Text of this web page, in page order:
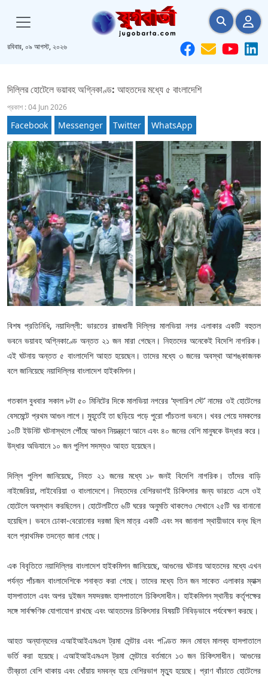
রবিবার, ০৯ আগস্ট, ২০২৬
দিল্লির হোটেলে ভয়াবহ অগ্নিকাণ্ড: আহতদের মধ্যে ৫ বাংলাদেশি
প্রকাশ : 04 Jun 2026
Facebook Messenger Twitter WhatsApp
বিশষ প্রতিনিধি, নয়াদিল্লী: ভারতের রাজধানী দিল্লির মালভিয়া নগর এলাকার একটি বহুতল
ভবনে ভয়াবহ অগ্নিকাণ্ডে অন্তত ২১ জন মারা গেছেন। নিহতদের অনেকেই বিদেশি নাগরিক।
এই ঘটনায় অন্তত ৫ বাংলাদেশি আহত হয়েছেন। তাদের মধ্যে ৩ জনের অবস্থা আশঙ্কাজনক
বলে জানিয়েছে নয়াদিল্লির বাংলাদেশ হাইকমিশন।
গতকাল বুধবার সকাল ৮টা ৫০ মিনিটের দিকে মালভিয়া নগরের ‘ফ্লারিশ স্টে’ নামের ওই হোটেলের
বেসমেন্টে প্রথম আগুন লাগে। মুহূর্তেই তা ছড়িয়ে পড়ে পুরো পাঁচতলা ভবনে। খবর পেয়ে দমকলের
১০টি ইউনিট ঘটনাস্থলে পৌঁছে আগুন নিয়ন্ত্রণে আনে এবং ৪০ জনের বেশি মানুষকে উদ্ধার করে।
উদ্ধার অভিযানে ১০ জন পুলিশ সদস্যও আহত হয়েছেন।
দিল্লি পুলিশ জানিয়েছে, নিহত ২১ জনের মধ্যে ১৮ জনই বিদেশি নাগরিক। তাঁদের বাড়ি
নাইজেরিয়া, লাইবেরিয়া ও বাংলাদেশে। নিহতদের বেশিরভাগই চিকিৎসার জন্য ভারতে এসে ওই
হোটেলে অবস্থান করছিলেন। হোটেলটিতে ৬টি ঘরের অনুমতি থাকলেও সেখানে ২৫টি ঘর বানানো
হয়েছিল। ভবনে ঢোকা-বেরোনোর দরজা ছিল মাত্র একটি এবং সব জানালা স্থায়ীভাবে বন্ধ ছিল
বলে প্রাথমিক তদন্তে জানা গেছে।
এক বিবৃতিতে নয়াদিল্লির বাংলাদেশ হাইকমিশন জানিয়েছে, আগুনের ঘটনায় আহতদের মধ্যে এখন
পর্যন্ত পাঁচজন বাংলাদেশিকে শনাক্ত করা গেছে। তাদের মধ্যে তিন জন সাকেত এলাকার ম্যাক্স
হাসপাতালে এবং অপর দুইজন সফদরজং হাসপাতালে চিকিৎসাধীন। হাইকমিশন স্থানীয় কর্তৃপক্ষের
সঙ্গে সার্বক্ষণিক যোগাযোগ রাখছে এবং আহতদের চিকিৎসার বিষয়টি নিবিড়ভাবে পর্যবেক্ষণ করছে।
আহত অন্যান্যদের এআইআইএমএস ট্রমা সেন্টার এবং পণ্ডিত মদন মোহন মালব্য হাসপাতালে
ভর্তি করা হয়েছে। এআইআইএমএস ট্রমা সেন্টারে বর্তমানে ১৩ জন চিকিৎসাধীন। আগুনের
তীব্রতা বেশি থাকায় এবং ধোঁয়ায় দমবন্ধ হয়ে বেশিরভাগ মৃত্যু হয়েছে। প্রাণ বাঁচাতে হোটেলের